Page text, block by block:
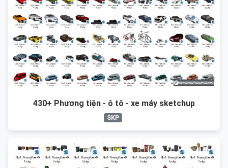
430+ Phương tiện - ô tô - xe máy sketchup
SKP